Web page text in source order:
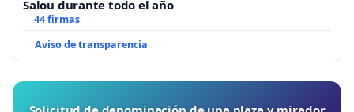
Salou durante todo el año
44 firmas
Aviso de transparencia